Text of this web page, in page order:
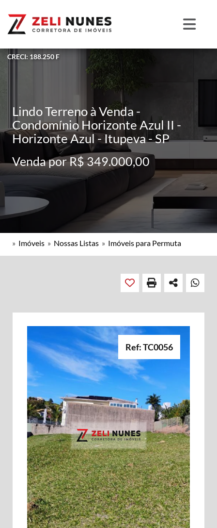
CRECI: 188.250 F
Lindo Terreno à Venda -
Condomínio Horizonte Azul II -
Horizonte Azul - Itupeva - SP
Venda por R$ 349.000,00
» Imóveis » Nossas Listas » Imóveis para Permuta
Ref: TC0056